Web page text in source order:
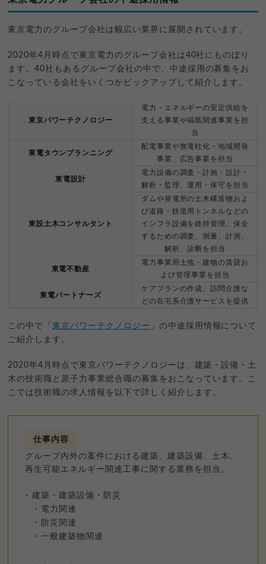
東京電力のグループ会社は幅広い業界に展開されています。
2020年4月時点で東京電力のグループ会社は40社にものぼり
ます。40社もあるグループ会社の中で、中途採用の募集をお
こなっている会社をいくつかピックアップして紹介します。
東京パワーテクノロジー
電力・エネルギーの安定供給を
支える事業や福島関連事業を担
当
東電タウンプランニング
配電事業や無電柱化・地域開発
事業、広告事業を担当
東電設計
電力設備の調査・計画・設計・
解析・監理、運用・保守を担当
東設土木コンサルタント
ダムや発電所の土木構造物およ
び道路・鉄道用トンネルなどの
インフラ設備を維持管理、保全
するための調査、測量、計測、
解析、診断を担当
東電不動産
電力事業用土地・建物の賃貸お
よび管理事業を担当
東電パートナーズ
ケアプランの作成、訪問介護な
どの在宅系介護サービスを提供
この中で「東京パワーテクノロジー 」の中途採用情報について
ご紹介します。
2020年4月時点で東京パワーテクノロジーは、建築・設備・土
木の技術職と原子力事業総合職の募集をおこなっています。こ
こでは技術職の求人情報を以下で詳しく紹介します。
仕事内容
グループ内外の案件における建築、建築設備、土木、
再生可能エネルギー関連工事に関する業務を担当。
建築・建築設備・防災
・電力関連
・防災関連
・一般建築物関連